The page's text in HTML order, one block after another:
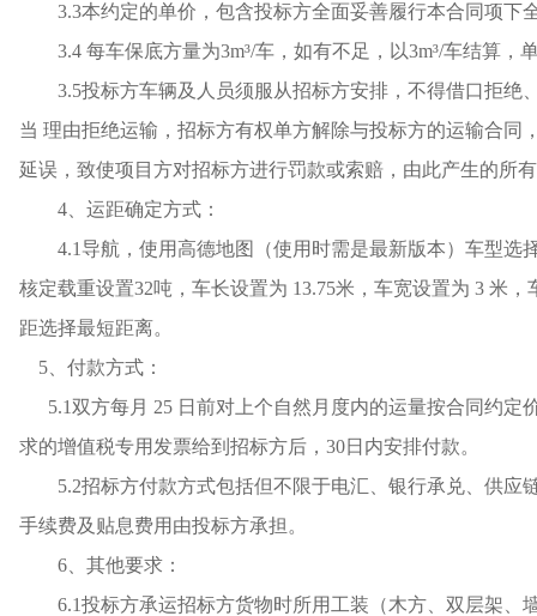
3.3本约定的单价，包含投标方全面妥善履行本合同项
3.4 每车保底方量为3m³/车，如有不足，以3m³/车结算，
3.5投标方车辆及人员须服从招标方安排，不得借口拒
当 理由拒绝运输，招标方有权单方解除与投标方的运输合同
延误，致使项目方对招标方进行罚款或索赔，由此产生的所
4、运距确定方式：
4.1导航，使用高德地图（使用时需是最新版本）车型
核定载重设置32吨，车长设置为 13.75米，车宽设置为 3 米
距选择最短距离。
5、付款方式：
5.1双方每月 25 日前对上个自然月度内的运量按合同约
求的增值税专用发票给到招标方后，30日内安排付款。
5.2招标方付款方式包括但不限于电汇、银行承兑、供
手续费及贴息费用由投标方承担。
6、其他要求：
6.1投标方承运招标方货物时所用工装（木方、双层架